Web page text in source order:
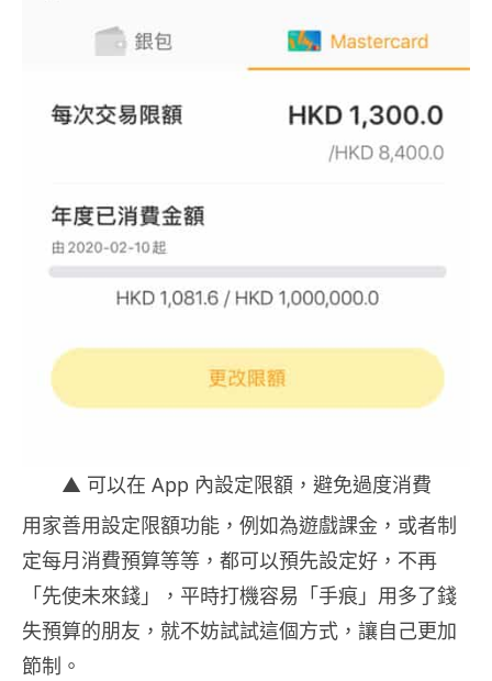
▲ 可以在 App 內設定限額，避免過度消費
用家善用設定限額功能，例如為遊戲課金，或者制
定每月消費預算等等，都可以預先設定好，不再
「先使未來錢」，平時打機容易「手痕」用多了錢
失預算的朋友，就不妨試試這個方式，讓自己更加
節制。